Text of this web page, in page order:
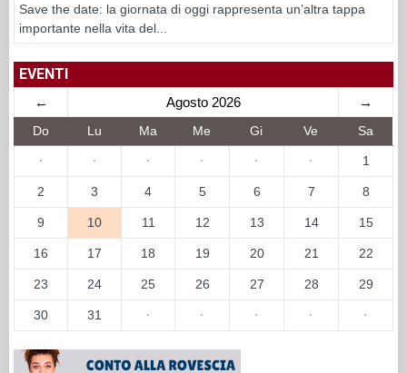
Save the date: la giornata di oggi rappresenta un’altra tappa
importante nella vita del...
EVENTI
← Agosto 2026 →
Do Lu Ma Me Gi Ve Sa
· · · · · · 1
2 3 4 5 6 7 8
9 10 11 12 13 14 15
16 17 18 19 20 21 22
23 24 25 26 27 28 29
30 31 · · · · ·